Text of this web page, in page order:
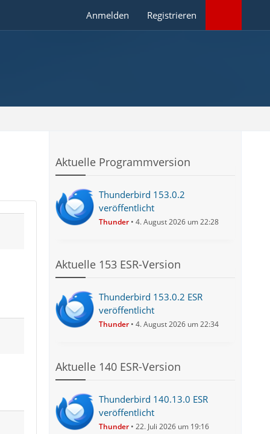
Anmelden Registrieren
Aktuelle Programmversion
Thunderbird 153.0.2
veröffentlicht
Thunder 4. August 2026 um 22:28
Aktuelle 153 ESR-Version
Thunderbird 153.0.2 ESR
veröffentlicht
Thunder 4. August 2026 um 22:34
Aktuelle 140 ESR-Version
Thunderbird 140.13.0 ESR
veröffentlicht
Thunder 22. Juli 2026 um 19:16